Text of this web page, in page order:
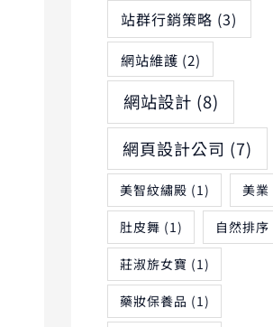
站群行銷策略 (3)
網站維護 (2)
網站設計 (8)
網頁設計公司 (7)
美智紋繡殿 (1) 美業
肚皮舞 (1) 自然排序
莊淑旂女寶 (1)
藥妝保養品 (1)